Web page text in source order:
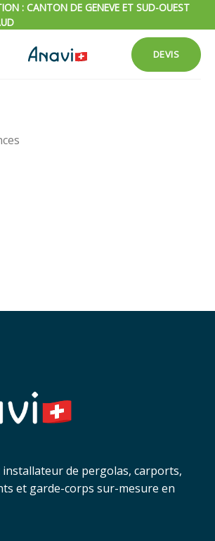
: CANTON DE GENEVE ET SUD-OUEST
DEVIS
de pergolas, carports,
et garde-corps sur-mesure en